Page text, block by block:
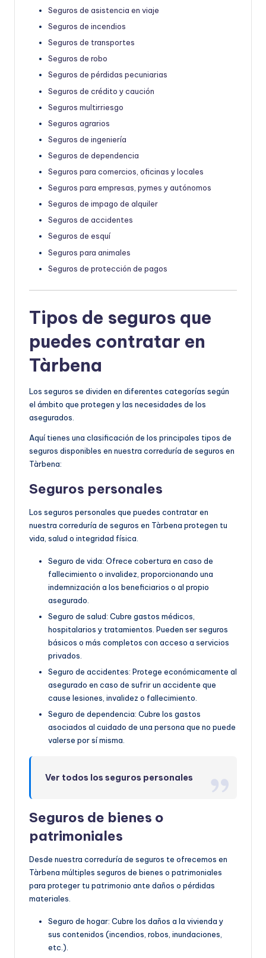
Seguros de asistencia en viaje
Seguros de incendios
Seguros de transportes
Seguros de robo
Seguros de pérdidas pecuniarias
Seguros de crédito y caución
Seguros multirriesgo
Seguros agrarios
Seguros de ingeniería
Seguros de dependencia
Seguros para comercios, oficinas y locales
Seguros para empresas, pymes y autónomos
Seguros de impago de alquiler
Seguros de accidentes
Seguros de esquí
Seguros para animales
Seguros de protección de pagos
Tipos de seguros que
puedes contratar en
Tàrbena
Los seguros se dividen en diferentes categorías según
el ámbito que protegen y las necesidades de los
asegurados.
Aquí tienes una clasificación de los principales tipos de
seguros disponibles en nuestra correduría de seguros en
Tàrbena:
Seguros personales
Los seguros personales que puedes contratar en
nuestra correduría de seguros en Tàrbena protegen tu
vida, salud o integridad física.
Seguro de vida: Ofrece cobertura en caso de
fallecimiento o invalidez, proporcionando una
indemnización a los beneficiarios o al propio
asegurado.
Seguro de salud: Cubre gastos médicos,
hospitalarios y tratamientos. Pueden ser seguros
básicos o más completos con acceso a servicios
privados.
Seguro de accidentes: Protege económicamente al
asegurado en caso de sufrir un accidente que
cause lesiones, invalidez o fallecimiento.
Seguro de dependencia: Cubre los gastos
asociados al cuidado de una persona que no puede
valerse por sí misma.
Ver todos los seguros personales
Seguros de bienes o
patrimoniales
Desde nuestra correduría de seguros te ofrecemos en
Tàrbena múltiples seguros de bienes o patrimoniales
para proteger tu patrimonio ante daños o pérdidas
materiales.
Seguro de hogar: Cubre los daños a la vivienda y
sus contenidos (incendios, robos, inundaciones,
etc.).